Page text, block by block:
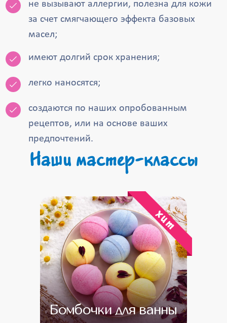
не вызывают аллергии, полезна для кожи
за счет смягчающего эффекта базовых
масел;
имеют долгий срок хранения;
легко наносятся;
создаются по наших опробованным
рецептов, или на основе ваших
предпочтений.
Наши мастер-классы
Бомбочки для ванны
хит